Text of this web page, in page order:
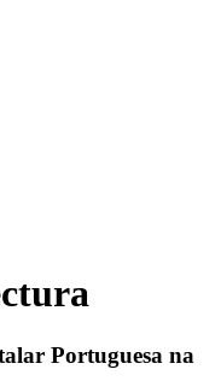
Portuguesa na